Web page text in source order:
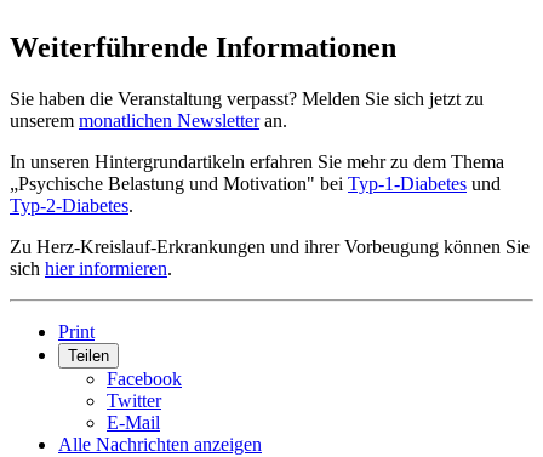
Weiterführende Informationen
Sie haben die Veranstaltung verpasst? Melden Sie sich jetzt zu
unserem monatlichen Newsletteran.
In unseren Hintergrundartikeln erfahren Sie mehr zu dem Thema
„Psychische Belastung und Motivation" bei Typ-1-Diabetes und
Typ-2-Diabetes.
Zu Herz-Kreislauf-Erkrankungen und ihrer Vorbeugung können Sie
sich hier informieren.
Print
Teilen
Facebook
Twitter
E-Mail
Alle Nachrichten anzeigen